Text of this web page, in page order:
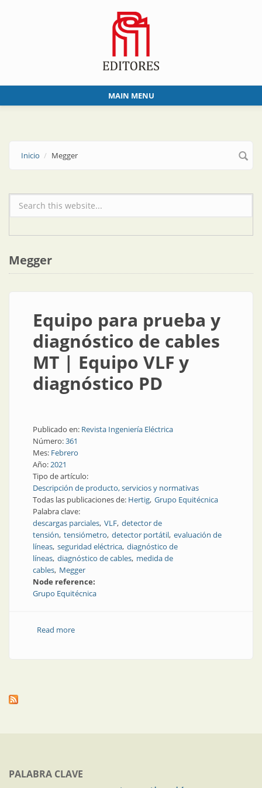
MAIN MENU
Inicio Megger
Formulario de búsqueda
Megger
Equipo para prueba y
diagnóstico de cables
MT | Equipo VLF y
diagnóstico PD
Publicado en: Revista Ingeniería Eléctrica
Número:361
Mes: Febrero
Año:2021
Tipo de artículo:
Descripción de producto, servicios y normativas
Todas las publicaciones de: Hertig Grupo Equitécnica
Palabra clave:
descargas parciales VLF detector de
tensión tensiómetro detector portátil evaluación de
líneas seguridad eléctrica diagnóstico de
líneas diagnóstico de cables medida de
cables Megger
Node reference:
Grupo Equitécnica
Read moreabout Equipo para prueba y diagnóstico de cables MT
PALABRA CLAVE